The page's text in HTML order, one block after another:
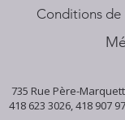
Conditions de
735 Rue Père-
418 623 3026,418 907